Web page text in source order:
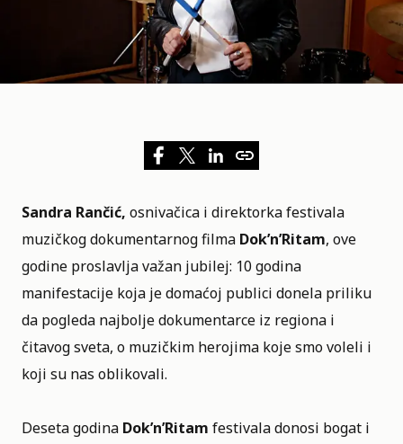
Sandra Rančić, osnivačica i direktorka festivala
muzičkog dokumentarnog filma Dok’n’Ritam, ove
godine proslavlja važan jubilej: 10 godina
manifestacije koja je domaćoj publici donela priliku
da pogleda najbolje dokumentarce iz regiona i
čitavog sveta, o muzičkim herojima koje smo voleli i
koji su nas oblikovali.
Deseta godina Dok’n’Ritam festivaladonosi bogat i